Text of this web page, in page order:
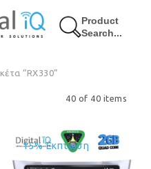
Product
Search...
“RX330”
40 of 40 items
15% Έκπτωση